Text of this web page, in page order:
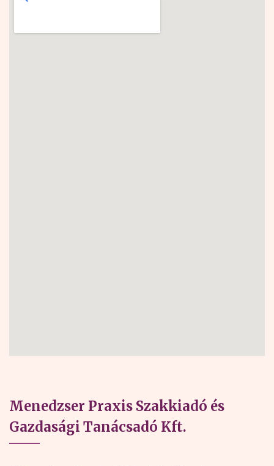
Menedzser Praxis Szakkiadó és
Gazdasági Tanácsadó Kft.